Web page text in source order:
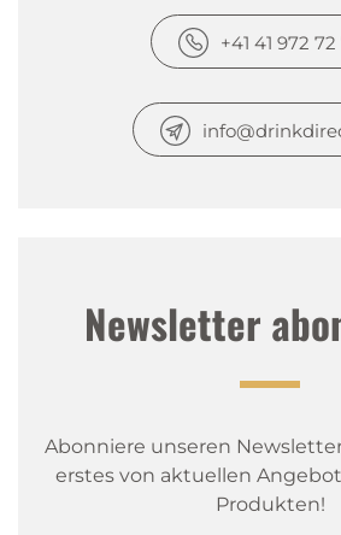
+41 41 972 72
Newsletter
Abonniere unseren
erstes von aktuellen
Produkten!